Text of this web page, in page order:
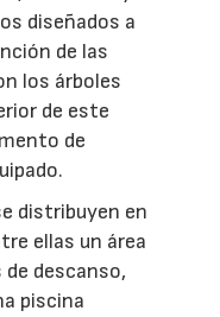
diseñados a
de las
los árboles
de este
de
distribuyen en
ellas un área
descanso,
piscina